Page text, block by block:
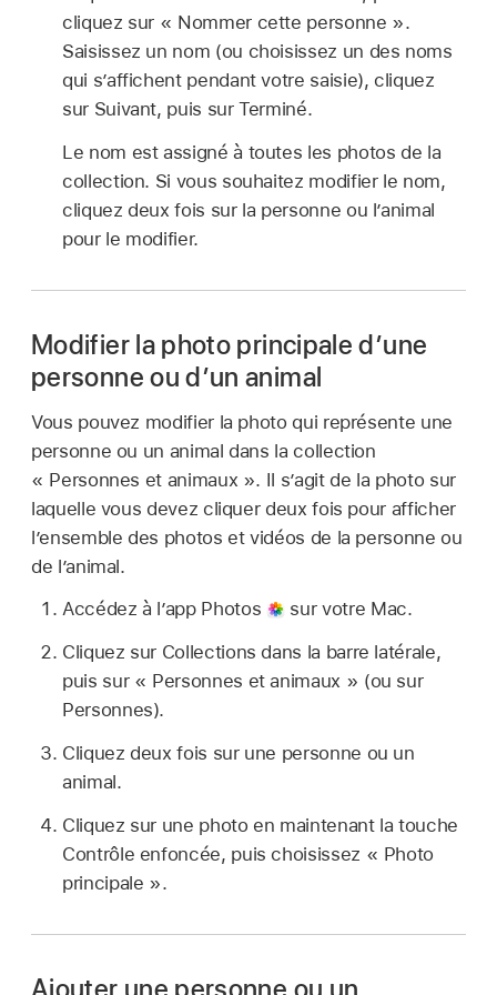
cliquez sur « Nommer cette personne ».
Saisissez un nom (ou choisissez un des noms
qui s’affichent pendant votre saisie), cliquez
sur Suivant, puis sur Terminé.
Le nom est assigné à toutes les photos de la
collection. Si vous souhaitez modifier le nom,
cliquez deux fois sur la personne ou l’animal
pour le modifier.
Modifier la photo principale d’une
personne ou d’un animal
Vous pouvez modifier la photo qui représente une
personne ou un animal dans la collection
« Personnes et animaux ». Il s’agit de la photo sur
laquelle vous devez cliquer deux fois pour afficher
l’ensemble des photos et vidéos de la personne ou
de l’animal.
Accédez à l’app Photos
sur votre Mac.
Cliquez sur Collections dans la barre latérale,
puis sur « Personnes et animaux » (ou sur
Personnes).
Cliquez deux fois sur une personne ou un
animal.
Cliquez sur une photo en maintenant la touche
Contrôle enfoncée, puis choisissez « Photo
principale ».
Ajouter une personne ou un